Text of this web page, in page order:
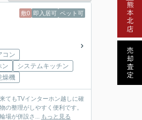
敷0 即入居可 ペット可
コン
ン
システムキッチン
燥機
てもTVインターホン越しに確
整理がしやすく便利です。
場が併設さ... もっと見る
熊本北店
売却査定